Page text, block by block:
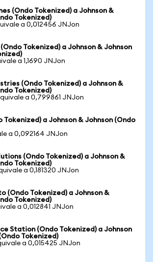
(Ondo Tokenized) a Johnson &
Tokenized)
a 0,012456 JNJon
Tokenized) a Johnson & Johnson
a 1,1690 JNJon
(Ondo Tokenized) a Johnson &
Tokenized)
a 0,799861 JNJon
Tokenized) a Johnson & Johnson (Ondo
a 0,092164 JNJon
(Ondo Tokenized) a Johnson &
Tokenized)
a 0,181320 JNJon
(Ondo Tokenized) a Johnson &
Tokenized)
a 0,012841 JNJon
Station (Ondo Tokenized) a Johnson
Tokenized)
a 0,015425 JNJon